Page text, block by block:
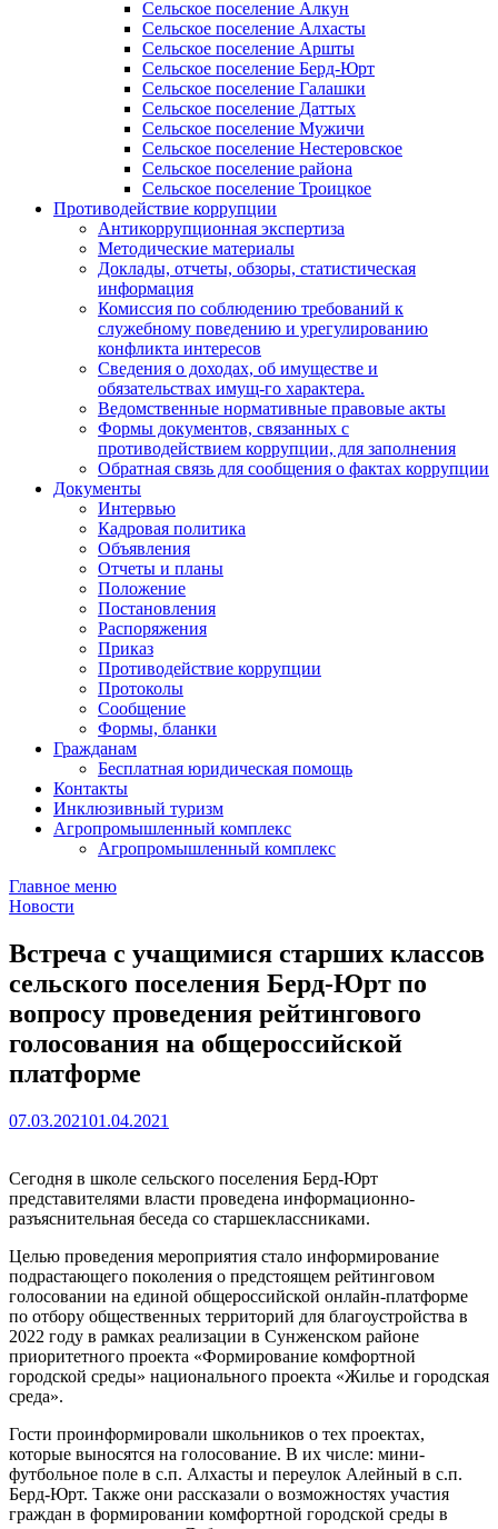
Сельское поселение Алкун
Сельское поселение Алхасты
Сельское поселение Аршты
Сельское поселение Берд-Юрт
Сельское поселение Галашки
Сельское поселение Даттых
Сельское поселение Мужичи
Сельское поселение Нестеровское
Сельское поселение района
Сельское поселение Троицкое
Противодействие коррупции
Антикоррупционная экспертиза
Методические материалы
Доклады, отчеты, обзоры, статистическая
информация
Комиссия по соблюдению требований к
служебному поведению и урегулированию
конфликта интересов
Сведения о доходах, об имуществе и
обязательствах имущ-го характера.
Ведомственные нормативные правовые акты
Формы документов, связанных с
противодействием коррупции, для заполнения
Обратная связь для сообщения о фактах коррупции
Документы
Интервью
Кадровая политика
Объявления
Отчеты и планы
Положение
Постановления
Распоряжения
Приказ
Противодействие коррупции
Протоколы
Сообщение
Формы, бланки
Гражданам
Бесплатная юридическая помощь
Контакты
Инклюзивный туризм
Агропромышленный комплекс
Агропромышленный комплекс
Главное меню
Новости
Встреча с учащимися старших классов
сельского поселения Берд-Юрт по
вопросу проведения рейтингового
голосования на общероссийской
платформе
07.03.202101.04.2021
Сегодня в школе сельского поселения Берд-Юрт
представителями власти проведена информационно-
разъяснительная беседа со старшеклассниками.
Целью проведения мероприятия стало информирование
подрастающего поколения о предстоящем рейтинговом
голосовании на единой общероссийской онлайн-платформе
по отбору общественных территорий для благоустройства в
2022 году в рамках реализации в Сунженском районе
приоритетного проекта «Формирование комфортной
городской среды» национального проекта «Жилье и городская
среда».
Гости проинформировали школьников о тех проектах,
которые выносятся на голосование. В их числе: мини-
футбольное поле в с.п. Алхасты и переулок Алейный в с.п.
Берд-Юрт. Также они рассказали о возможностях участия
граждан в формировании комфортной городской среды в